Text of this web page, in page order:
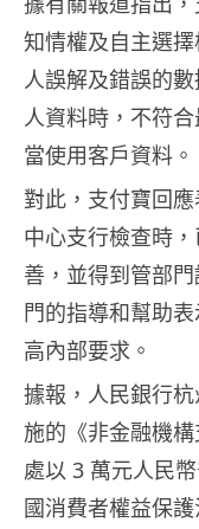
知情權及自主選
人誤解及錯誤的
人資料時，不符
當使用客戶資料。
對此，支付寶回
中心支行檢查時
善，並得到管部
門的指導和幫助
高內部要求。
據報，人民銀行
施的《非金融機
處以 3 萬元人民
國消費者權益保